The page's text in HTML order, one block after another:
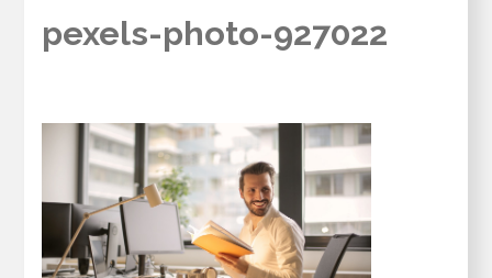
pexels-photo-927022